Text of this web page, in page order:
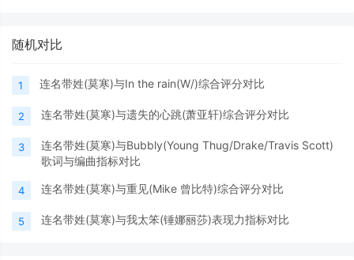
随机对比
1 连名带姓(莫寒)与In the rain(W/)综合评分对比
2 连名带姓(莫寒)与遗失的心跳(萧亚轩)综合评分对比
3
连名带姓(莫寒)与Bubbly(Young Thug/Drake/Travis Scott)
歌词与编曲指标对比
4 连名带姓(莫寒)与重见(Mike 曾比特)综合评分对比
5 连名带姓(莫寒)与我太笨(锤娜丽莎)表现力指标对比